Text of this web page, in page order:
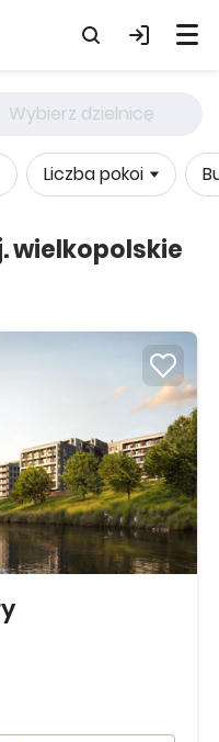
Wybierz dzielnicę
Liczba pokoi
wielkopolskie